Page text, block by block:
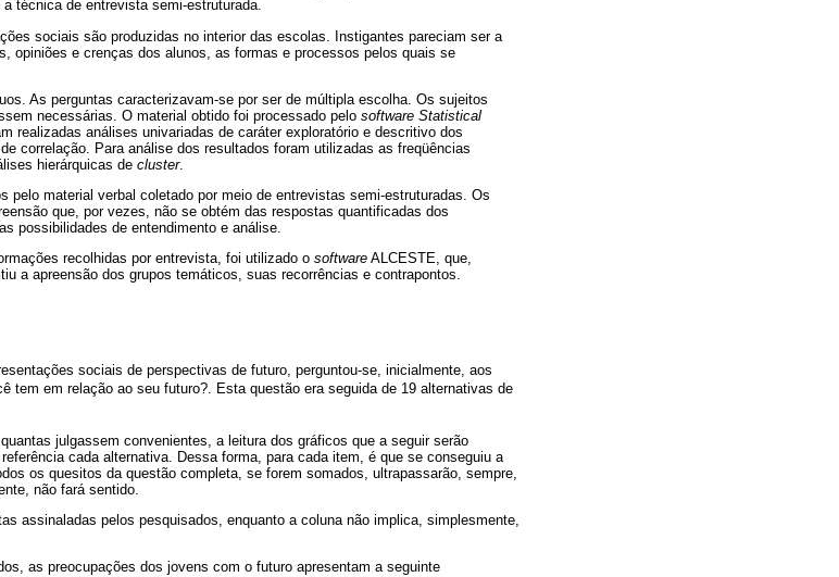
técnica de entrevista semi-estruturada.
sociais são produzidas no interior das escolas. Instigantes pareciam ser a
opiniões e crenças dos alunos, as formas e processos pelos quais se
As perguntas caracterizavam-se por ser de múltipla escolha. Os sujeitos
necessárias. O material obtido foi processado pelo software Statistical
realizadas análises univariadas de caráter exploratório e descritivo dos
correlação. Para análise dos resultados foram utilizadas as freqüências
hierárquicas de cluster.
pelo material verbal coletado por meio de entrevistas semi-estruturadas. Os
que, por vezes, não se obtém das respostas quantificadas dos
possibilidades de entendimento e análise.
recolhidas por entrevista, foi utilizado o software ALCESTE, que,
a apreensão dos grupos temáticos, suas recorrências e contrapontos.
sociais de perspectivas de futuro, perguntou-se, inicialmente, aos
tem em relação ao seu futuro?. Esta questão era seguida de 19 alternativas de
julgassem convenientes, a leitura dos gráficos que a seguir serão
cada alternativa. Dessa forma, para cada item, é que se conseguiu a
os quesitos da questão completa, se forem somados, ultrapassarão, sempre,
não fará sentido.
assinaladas pelos pesquisados, enquanto a coluna não implica, simplesmente,
as preocupações dos jovens com o futuro apresentam a seguinte